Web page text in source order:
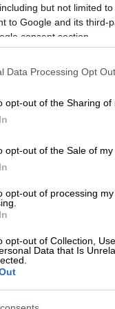
but not limited
to Google and its third-
consent section.
Data Processing Opt
opt-out of the Sharing of
opt-out of the Sale of my
opt-out of processing
opt-out of Collection,
Data that Is
Συνταγές|
Συνταγή
Σιροπιαστά,
κανέλα,
γιορτινό
Στους
κόσμου